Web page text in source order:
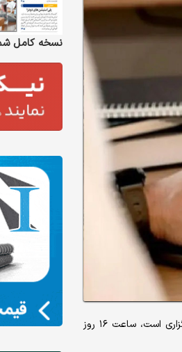
بر اساس اعلام ایران‌خودرو، مهلت ثبت‌نام در این مرحله از طرح فروش مشارکت در تولید که از روز شنبه درحال برگزاری است، ساعت ۱۶ روز
نسخه کامل